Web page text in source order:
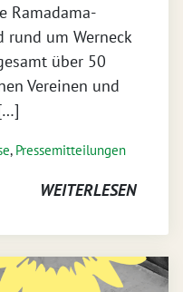
Ramadama-
um Werneck
über 50
Vereinen und
, Pressemitteilungen
WEITERLESEN